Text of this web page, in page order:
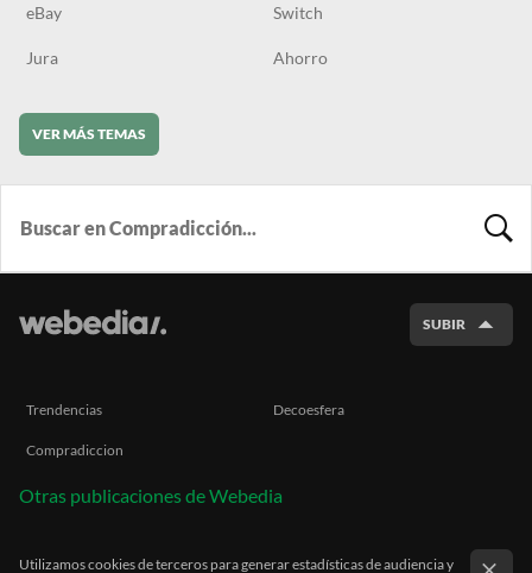
eBay Switch
Jura Ahorro
VER MÁS TEMAS
SUBIR
Trendencias Decoesfera
Compradiccion
Otras publicaciones de Webedia
Utilizamos cookies de terceros para generar estadísticas de audiencia y